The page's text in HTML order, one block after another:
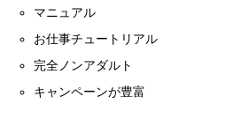
マニュアル
お仕事チュートリアル
完全ノンアダルト
キャンペーンが豊富